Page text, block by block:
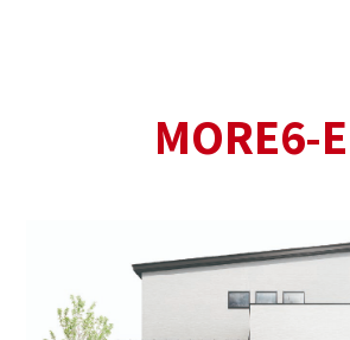
MORE6-